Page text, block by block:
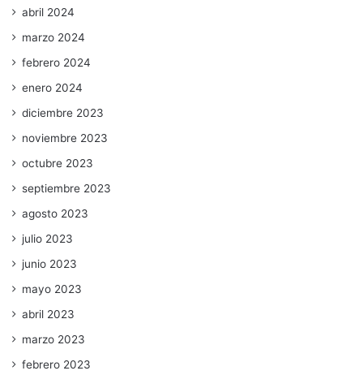
abril 2024
marzo 2024
febrero 2024
enero 2024
diciembre 2023
noviembre 2023
octubre 2023
septiembre 2023
agosto 2023
julio 2023
junio 2023
mayo 2023
abril 2023
marzo 2023
febrero 2023